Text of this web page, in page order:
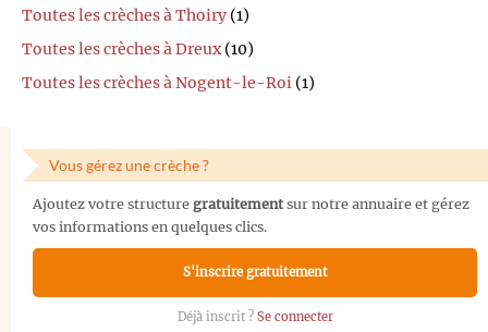
Toutes les crèches à Thoiry (1)
Toutes les crèches à Dreux(10)
Toutes les crèches à Nogent-le-Roi (1)
Vous gérez une crèche ?
Ajoutez votre structure gratuitementsur notre annuaire et gérez
vos informations en quelques clics.
S'inscrire gratuitement
Déjà inscrit ? Se connecter